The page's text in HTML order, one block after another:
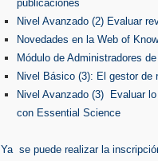
publicaciones
Nivel Avanzado (2) Evaluar
Novedades en la Web of
Módulo de Administradores
Nivel Básico (3): El gestor de
Nivel Avanzado (3) Evaluar
con Essential Science
Ya se puede realizar la